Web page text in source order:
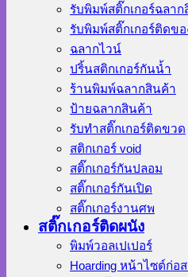
รับพิมพ์สติ๊กเกอร์ฉลา
รับพิมพ์สติ๊กเกอร์ติดข
ฉลากไวน์
ปริ้นสติกเกอร์กันน้ำ
ร้านพิมพ์ฉลากสินค้า
ป้ายฉลากสินค้า
รับทำสติ๊กเกอร์ติดขวด
สติกเกอร์ void
สติ๊กเกอร์กันปลอม
สติ๊กเกอร์กันเปิด
สติ๊กเกอร์งานศพ
สติ๊กเกอร์ติดผนัง
พิมพ์วอลเปเปอร์
Hoarding หน้าไซต์ก่อ